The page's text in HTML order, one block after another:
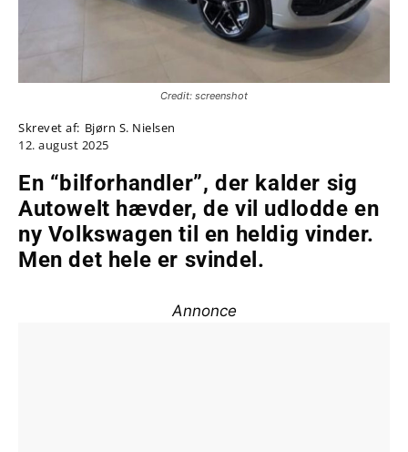
Credit: screenshot
Skrevet af: Bjørn S. Nielsen
12. august 2025
En “bilforhandler”, der kalder sig
Autowelt hævder, de vil udlodde en
ny Volkswagen til en heldig vinder.
Men det hele er svindel.
Annonce